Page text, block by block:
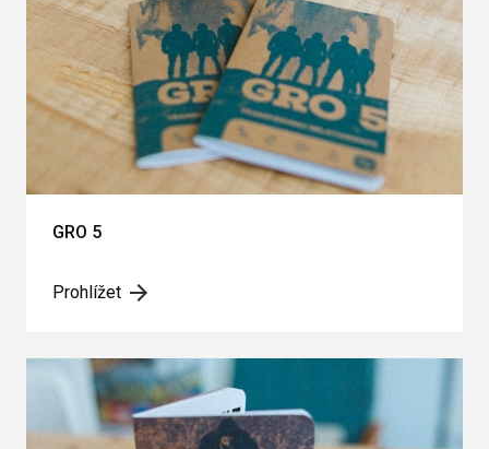
GRO 5
Prohlížet